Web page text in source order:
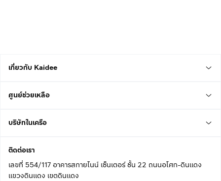
เกี่ยวกับ Kaidee
ศูนย์ช่วยเหลือ
บริษัทในเครือ
ติดต่อเรา
เลขที่ 554/117 อาคารสกายไนน์ เซ็นเตอร์ ชั้น 22 ถนนอโศก-ดินแดง
แขวงดินแดง เขตดินแดง